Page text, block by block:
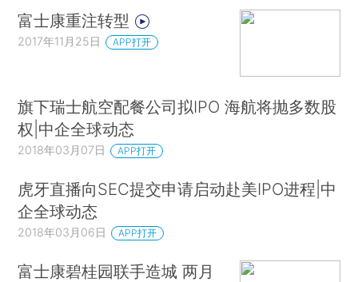
富士康重注转型
2017年11月25日 APP打开
旗下瑞士航空配餐公司拟IPO 海航将抛多数股
权|中企全球动态
2018年03月07日 APP打开
虎牙直播向SEC提交申请启动赴美IPO进程|中
企全球动态
2018年03月06日 APP打开
富士康碧桂园联手造城 两月